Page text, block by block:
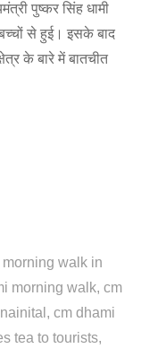
पुष्कर सिंह धामी
से हुई। इसके बाद
के बारे में बातचीत
walk in
morning walk cm
cm dhami
tea to tourists